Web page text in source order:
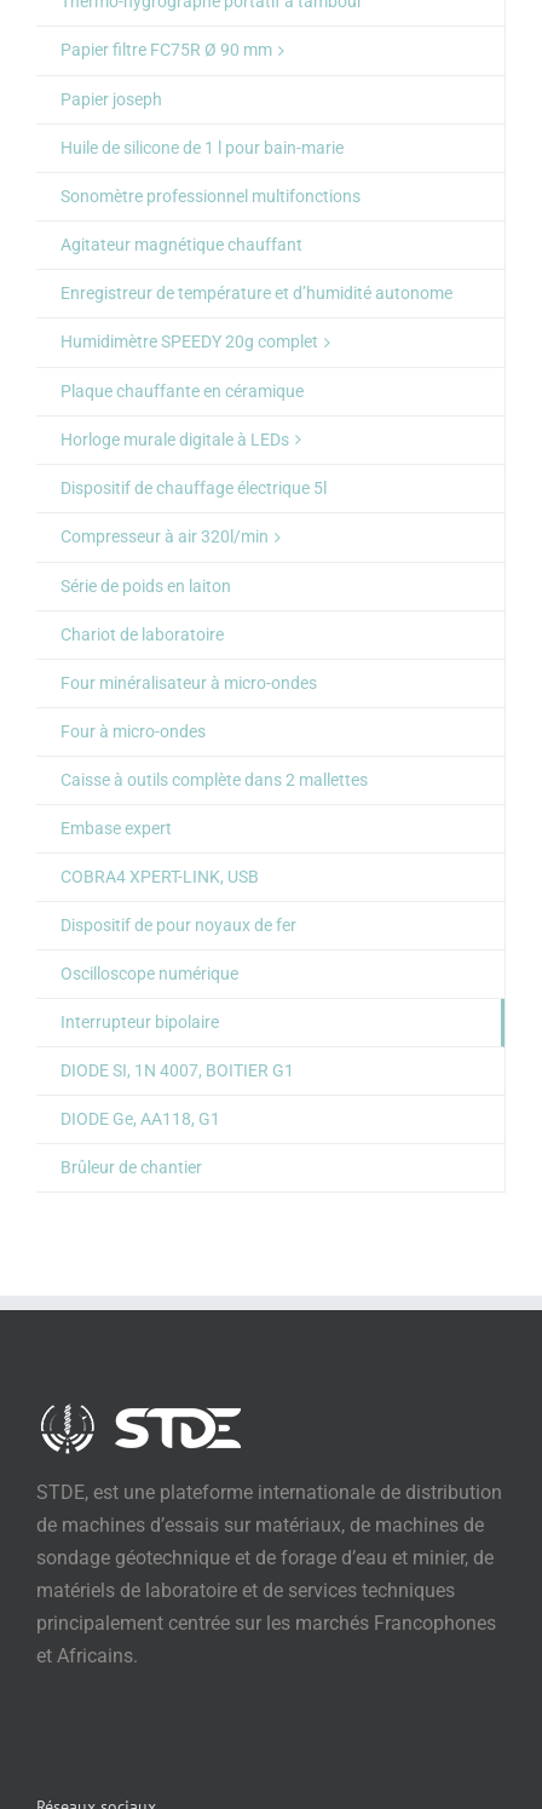
Papier filtre FC75R Ø 90 mm
Papier joseph
Huile de silicone de 1 l pour bain-marie
Sonomètre professionnel multifonctions
Agitateur magnétique chauffant
Enregistreur de température et d’humidité autonome
Humidimètre SPEEDY 20g complet
Plaque chauffante en céramique
Horloge murale digitale à LEDs
Dispositif de chauffage électrique 5l
Compresseur à air 320l/min
Série de poids en laiton
Chariot de laboratoire
Four minéralisateur à micro-ondes
Four à micro-ondes
Caisse à outils complète dans 2 mallettes
Embase expert
COBRA4 XPERT-LINK, USB
Dispositif de pour noyaux de fer
Oscilloscope numérique
Interrupteur bipolaire
DIODE SI, 1N 4007, BOITIER G1
DIODE Ge, AA118, G1
Brûleur de chantier
STDE, est une plateforme internationale de distribution
de machines d’essais sur matériaux, de machines de
sondage géotechnique et de forage d’eau et minier, de
matériels de laboratoire et de services techniques
principalement centrée sur les marchés Francophones
et Africains.